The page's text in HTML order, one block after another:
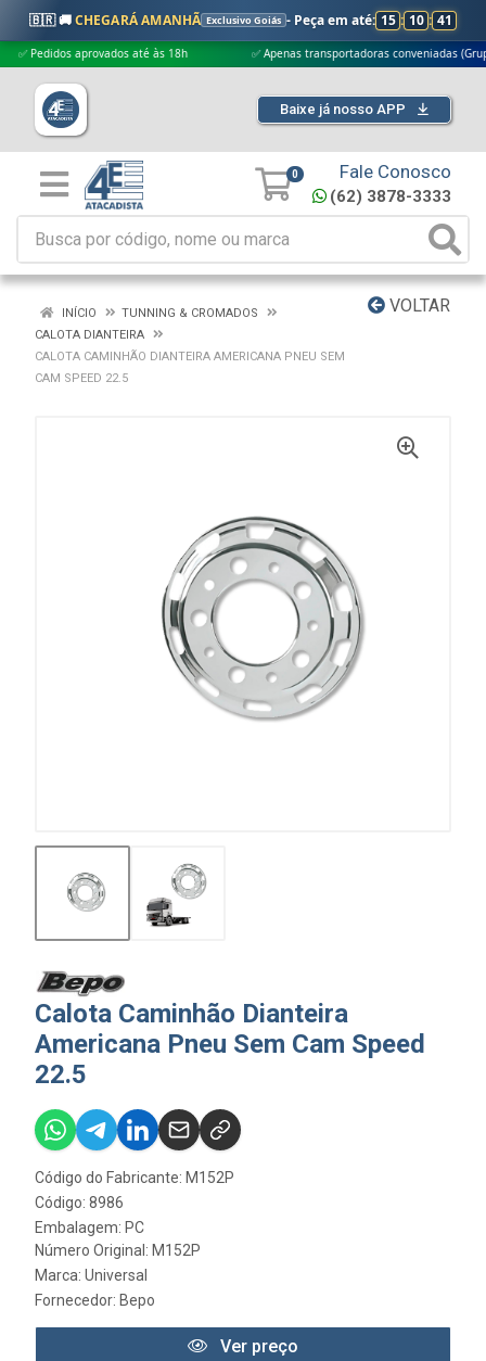
🇧🇷 🚚CHEGARÁ AMANHÃ Exclusivo Goiás - Peça em até: 15 : 10 : 40
aprovados até às 18h ✅ Apenas transportadoras conveniadas (Grupo G5)
Baixe já nosso APP
0 Fale Conosco
(62) 3878-3333
VOLTAR
INÍCIO
TUNNING & CROMADOS
CALOTA DIANTEIRA
CALOTA CAMINHÃO DIANTEIRA AMERICANA PNEU SEM
CAM SPEED 22.5
Calota Caminhão Dianteira
Americana Pneu Sem Cam Speed
22.5
Código do Fabricante: M152P
Código: 8986
Embalagem: PC
Número Original: M152P
Marca: Universal
Fornecedor: Bepo
Ver preço